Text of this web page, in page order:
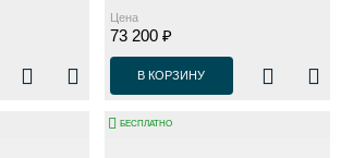
Цена
73 200 ₽
В КОРЗИНУ
БЕСПЛАТНО